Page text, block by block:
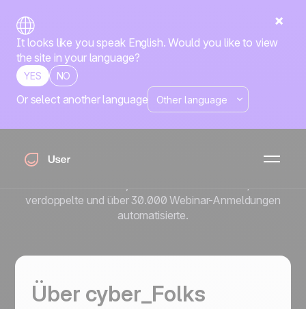
It looks like you speak English. Would you like to view
the site in your language?
YES NO
Or select another language
Wie cyber_Folks mit
Positive User eine CTR von
Erfahren Sie, wie cyber_Folks mit gezielten Pop-ups eine
verdoppelte und über 30.000 Webinar-Anmeldungen
automatisierte.
Über cyber_Folks